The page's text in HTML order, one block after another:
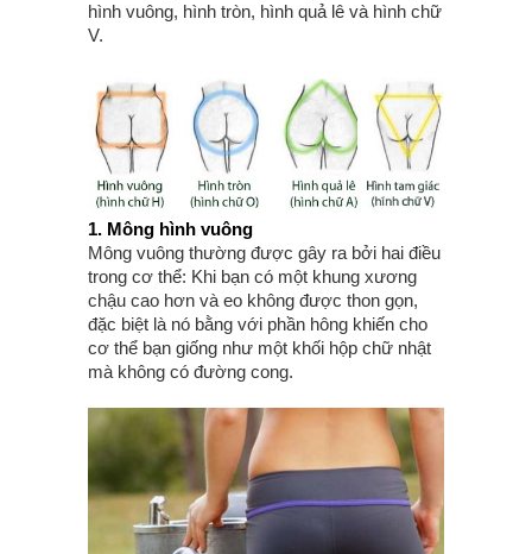
hình vuông, hình tròn, hình quả lê và hình chữ
V.
1. Mông hình vuông
Mông vuông thường được gây ra bởi hai điều
trong cơ thể: Khi bạn có một khung xương
chậu cao hơn và eo không được thon gọn,
đặc biệt là nó bằng với phần hông khiến cho
cơ thể bạn giống như một khối hộp chữ nhật
mà không có đường cong.